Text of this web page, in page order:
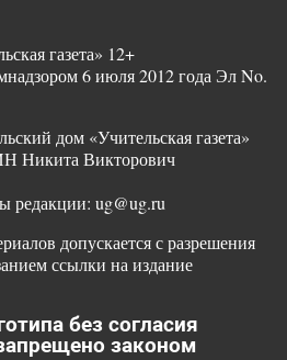
газета» 12+
6 июля 2012 года Эл No.
дом «Учительская газета»
Никита Викторович
редакции: ug@ug.ru
допускается с разрешения
ссылки на издание
без согласия
законом